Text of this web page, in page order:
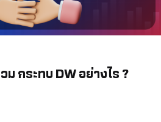
ม กระทบ DW อย่างไร ?